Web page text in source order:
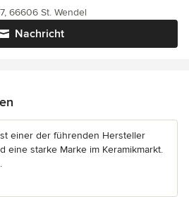
Nachricht
66606 St. Wendel
einer der führenden Hersteller
eine starke Marke im Keramikmarkt.